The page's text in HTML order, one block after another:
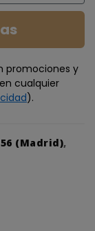
promociones y
cualquier
).
(Madrid),